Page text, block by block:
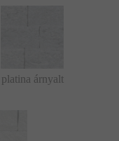
platina árnyalt